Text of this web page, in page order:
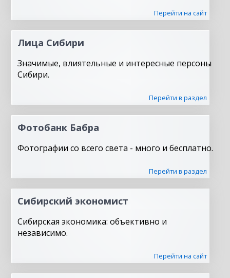
Перейти на сайт
Лица Сибири
Значимые, влиятельные и интересные персоны
Сибири.
Перейти в раздел
Фотобанк Бабра
Фотографии со всего света - много и бесплатно.
Перейти в раздел
Сибирский экономист
Сибирская экономика: объективно и
независимо.
Перейти на сайт